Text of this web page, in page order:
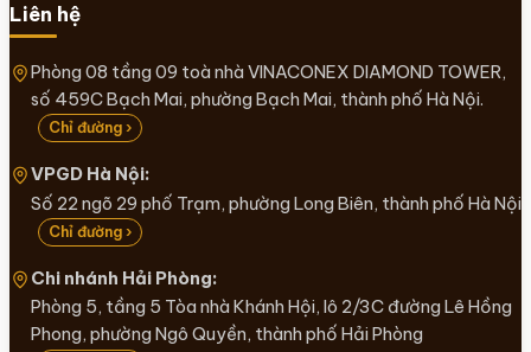
Liên hệ
Phòng 08 tầng 09 toà nhà VINACONEX DIAMOND TOWER,
số 459C Bạch Mai, phường Bạch Mai, thành phố Hà Nội.
Chỉ đường ›
VPGD Hà Nội:
Số 22 ngõ 29 phố Trạm, phường Long Biên, thành phố Hà Nội
Chỉ đường ›
Chi nhánh Hải Phòng:
Phòng 5, tầng 5 Tòa nhà Khánh Hội, lô 2/3C đường Lê Hồng
Phong, phường Ngô Quyền, thành phố Hải Phòng